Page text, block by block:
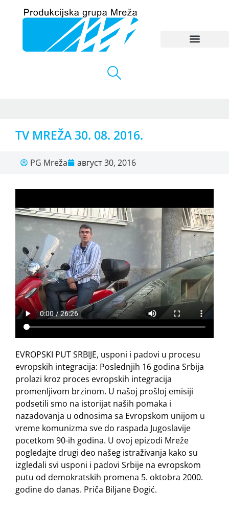
TV MREŽA 30. 08. 2016.
PG Mreža август 30, 2016
EVROPSKI PUT SRBIJE, usponi i padovi u procesu
evropskih integracija: Poslednjih 16 godina Srbija
prolazi kroz proces evropskih integracija
promenljivom brzinom. U našoj prošloj emisiji
podsetili smo na istorijat naših pomaka i
nazadovanja u odnosima sa Evropskom unijom u
vreme komunizma sve do raspada Jugoslavije
pocetkom 90-ih godina. U ovoj epizodi Mreže
pogledajte drugi deo našeg istraživanja kako su
izgledali svi usponi i padovi Srbije na evropskom
putu od demokratskih promena 5. oktobra 2000.
godine do danas. Priča Biljane Đogić.